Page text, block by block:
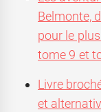
Belmonte,
pour le
tome 9 et
Livre
et